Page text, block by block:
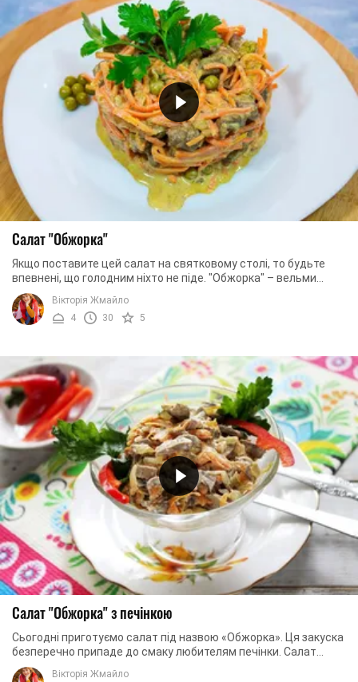
Салат "Обжорка"
Якщо поставите цей салат на святковому столі, то будьте
впевнені, що голодним ніхто не піде. "Обжорка" – вельми
ситна закуска, яка легко може ...
Вікторія Жмайло
4
30 5
Салат "Обжорка" з печінкою
Сьогодні приготуємо салат під назвою «Обжорка». Ця закуска
безперечно припаде до смаку любителям печінки. Салат
виходить дуже ситним, апетитним, ...
Вікторія Жмайло